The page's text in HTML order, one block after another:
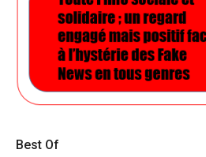
Best Of